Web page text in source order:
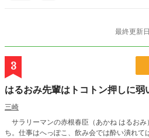
最終更新
3
はるおみ先輩はトコトン押しに弱
三崎
サラリーマンの赤根春臣（あかね はるお
ち。仕事はへっぽこ、飲み会では酔い潰れてばかり、 果ては29歳の